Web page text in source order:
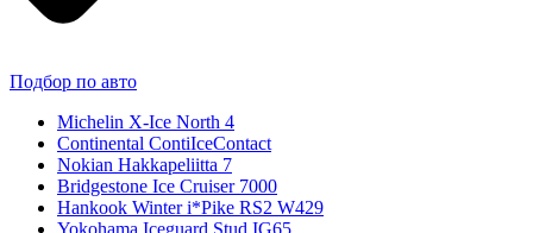
Подбор по авто
Michelin X-Ice North 4
Continental ContiIceContact
Nokian Hakkapeliitta 7
Bridgestone Ice Cruiser 7000
Hankook Winter i*Pike RS2 W429
Yokohama Iceguard Stud IG65